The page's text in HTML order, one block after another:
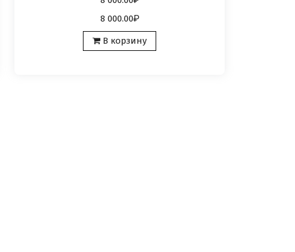
8 000.00
В корзину